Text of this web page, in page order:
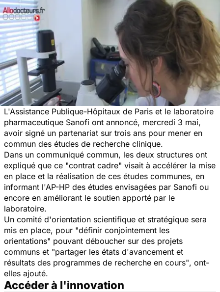
L'Assistance Publique-Hôpitaux de Paris et le laboratoire
pharmaceutique Sanofi ont annoncé, mercredi 3 mai,
avoir signé un partenariat sur trois ans pour mener en
commun des études de recherche clinique.
Dans un communiqué commun, les deux structures ont
expliqué que ce "contrat cadre" visait à accélérer la mise
en place et la réalisation de ces études communes, en
informant l'AP-HP des études envisagées par Sanofi ou
encore en améliorant le soutien apporté par le
laboratoire.
Un comité d'orientation scientifique et stratégique sera
mis en place, pour "définir conjointement les
orientations" pouvant déboucher sur des projets
communs et "partager les états d'avancement et
résultats des programmes de recherche en cours", ont-
elles ajouté.
Accéder à l'innovation